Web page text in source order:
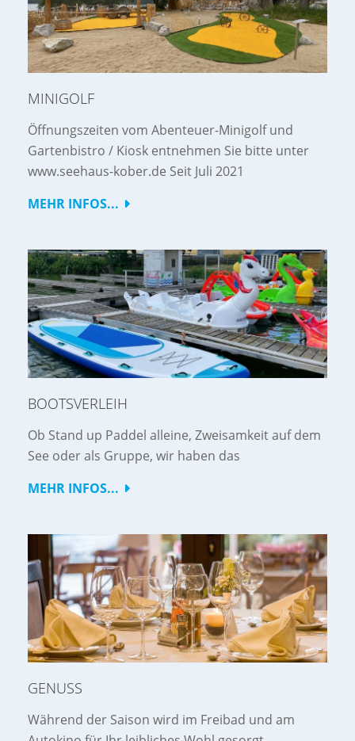
MINIGOLF
Öffnungszeiten vom Abenteuer-Minigolf und
Gartenbistro / Kiosk entnehmen Sie bitte unter
www.seehaus-kober.de Seit Juli 2021
MEHR INFOS...
BOOTSVERLEIH
Ob Stand up Paddel alleine, Zweisamkeit auf dem
See oder als Gruppe, wir haben das
MEHR INFOS...
GENUSS
Während der Saison wird im Freibad und am